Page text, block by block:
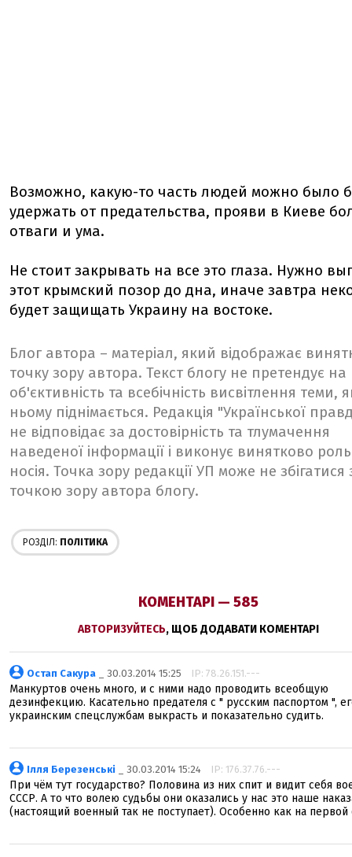
Возможно, какую-то часть людей можно было
удержать от предательства, прояви в Киеве
отваги и ума.
Не стоит закрывать на все это глаза. Нужно
этот крымский позор до дна, иначе завтра
будет защищать Украину на востоке.
Блог автора – матеріал, який відображає
точку зору автора. Текст блогу не претендує на
об'єктивність та всебічність висвітлення теми,
ньому піднімається. Редакція "Української
не відповідає за достовірність та тлумачення
наведеної інформації і виконує винятково роль
носія. Точка зору редакції УП може не збігатися
точкою зору автора блогу.
РОЗДІЛ: ПОЛІТИКА
КОМЕНТАРІ — 585
АВТОРИЗУЙТЕСЬ, ЩОБ ДОДАВАТИ КОМЕНТАРІ
Остап Сакура _ 30.03.2014 15:25 IP: 78.26.151.---
Манкуртов очень много, и с ними надо проводить всеобщую
дезинфекцию. Касательно предателя с " русским паспортом ",
украинским спецслужбам выкрасть и показательно судить.
Ілля Березенські _ 30.03.2014 15:24 IP: 176.37.76.---
При чём тут государство? Половина из них спит и видит себя
СССР. А то что волею судьбы они оказались у нас это наше
(настоящий военный так не поступает). Особенно как на